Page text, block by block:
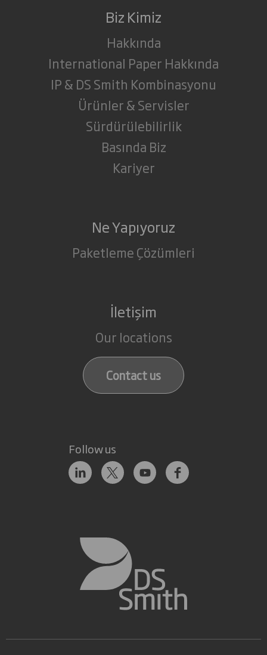
Biz Kimiz
Hakkında
International Paper Hakkında
IP & DS Smith Kombinasyonu
Ürünler & Servisler
Sürdürülebilirlik
Basında Biz
Kariyer
Ne Yapıyoruz
Paketleme Çözümleri
İletişim
Our locations
Contact us
Follow us